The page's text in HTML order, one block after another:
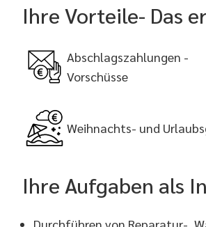
Ihre Vorteile- Das
Abschlagszahlungen -
Vorschüsse
Weihnachts- und
Ihre Aufgaben als
Durchführen von Reparatur-,